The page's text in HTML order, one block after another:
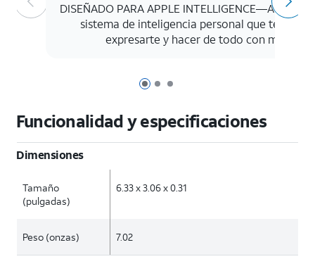
Página 1 de 3
Página 2 de 3
Página 3 de 3
DISEÑADO PARA APPLE INTELLIGENCE—Apple
sistema de inteligencia personal que te ayuda
expresarte y hacer de todo con muc...
Funcionalidad y especificaciones
Dimensiones
Tamaño
(pulgadas)
6.33 x 3.06 x 0.31
Peso (onzas) 7.02